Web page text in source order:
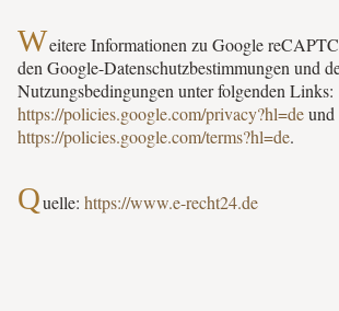
Weitere Informationen zu Google
den Google-Datenschutzbestimmungen und
Nutzungsbedingungen unter folgenden Links:
https://policies.google.com/privacy?hl=deund
https://policies.google.com/terms?hl=de.
Quelle:https://www.e-recht24.de